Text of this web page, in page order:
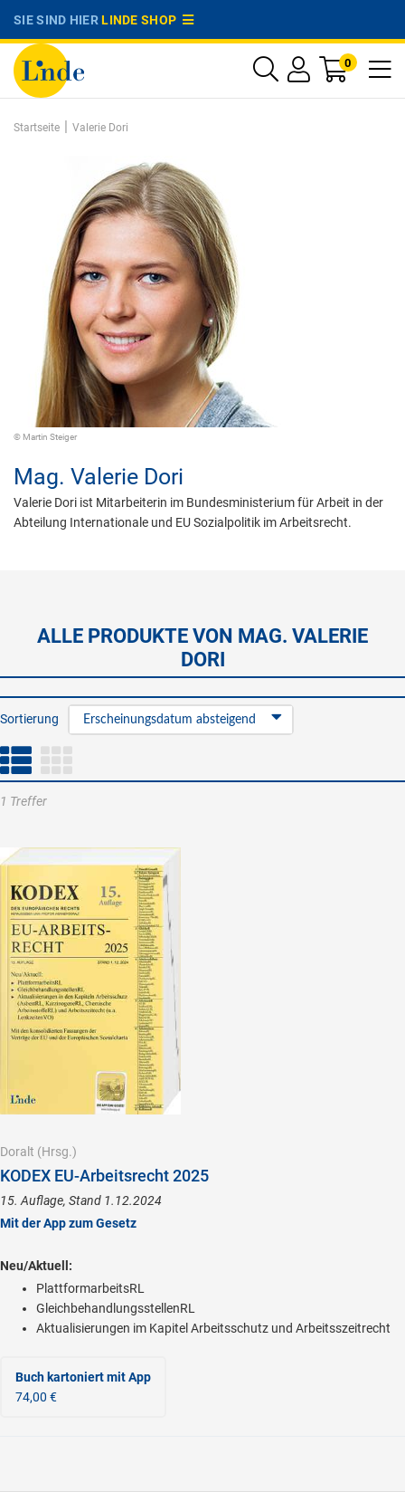
SIE SIND HIERLINDE SHOP
0
Startseite | Valerie Dori
© Martin Steiger
Mag. Valerie Dori
Valerie Dori ist Mitarbeiterin im Bundesministerium für Arbeit in der
Abteilung Internationale und EU Sozialpolitik im Arbeitsrecht.
ALLE PRODUKTE VON MAG. VALERIE
DORI
Sortierung Erscheinungsdatum absteigend
1 Treffer
Doralt (Hrsg.)
KODEX EU-Arbeitsrecht 2025
15. Auflage, Stand 1.12.2024
Mit der App zum Gesetz
Neu/Aktuell:
PlattformarbeitsRL
GleichbehandlungsstellenRL
Aktualisierungen im Kapitel Arbeitsschutz und Arbeitsszeitrecht
Buch kartoniertmit App
74,00 €